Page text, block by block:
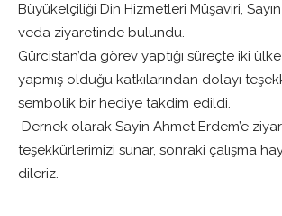
Büyükelçiliği Din Hizmetleri Müşaviri,
veda ziyaretinde bulundu.
Gürcistan’da görev yaptığı süreçte iki
yapmış olduğu katkılarından dolayı
sembolik bir hediye takdim edildi.
Dernek olarak Sayin Ahmet Erdem’e
teşekkürlerimizi sunar, sonraki çalışma
dileriz.